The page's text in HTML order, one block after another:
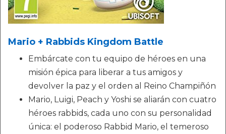
Mario + Rabbids Kingdom Battle
Embárcate con tu equipo de héroes en una
misión épica para liberar a tus amigos y
devolver la paz y el orden al Reino Champiñón
Mario, Luigi, Peach y Yoshi se aliarán con cuatro
héroes rabbids, cada uno con su personalidad
única: el poderoso Rabbid Mario, el temeroso